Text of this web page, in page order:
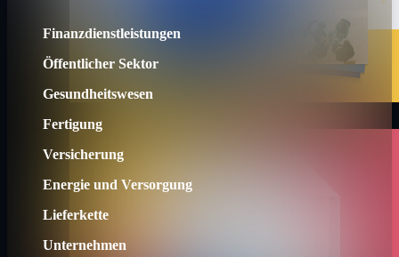
Finanzdienstleistungen
Öffentlicher Sektor
Gesundheitswesen
Fertigung
Versicherung
Energie und Versorgung
Lieferkette
Unternehmen